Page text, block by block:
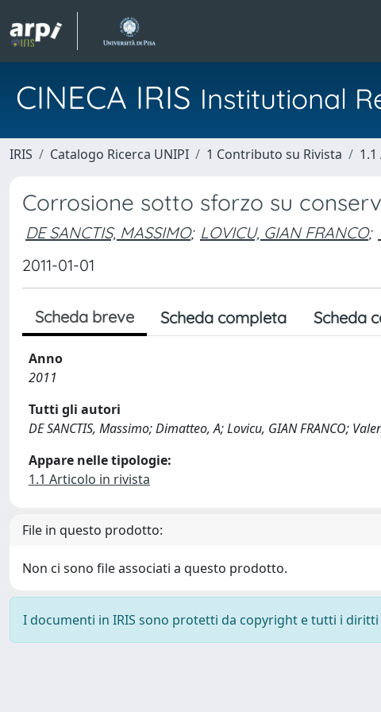
CINECA IRIS Institutional
IRIS Catalogo Ricerca UNIPI 1 Contributo su Rivista
Corrosione sotto sforzo su
DE SANCTIS, MASSIMO; LOVICU, GIAN FRANCO;
2011-01-01
Scheda breve Scheda completa Scheda
Anno
2011
Tutti gli autori
DE SANCTIS, Massimo; Dimatteo, A; Lovicu, GIAN FRANCO;
Appare nelle tipologie:
1.1 Articolo in rivista
File in questo prodotto:
Non ci sono file associati a questo prodotto.
I documenti in IRIS sono protetti da copyright e tutti i